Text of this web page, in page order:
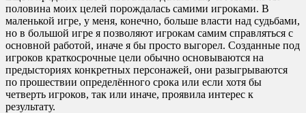
половина моих целей порождалась самими игроками. В
маленькой игре, у меня, конечно, больше власти над судьбами,
но в большой игре я позволяют игрокам самим справляться с
основной работой, иначе я бы просто выгорел. Созданные под
игроков краткосрочные цели обычно основываются на
предысториях конкретных персонажей, они разыгрываются
по прошествии определённого срока или если хотя бы
четверть игроков, так или иначе, проявила интерес к
результату.